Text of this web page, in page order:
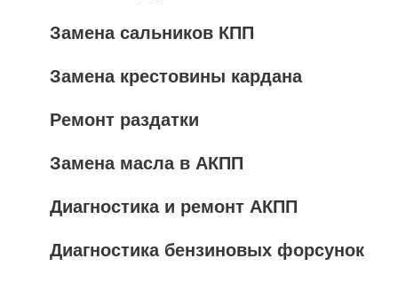
Замена сальников КПП
Замена крестовины кардана
Ремонт раздатки
Замена масла в АКПП
Диагностика и ремонт АКПП
Диагностика бензиновых форсунок